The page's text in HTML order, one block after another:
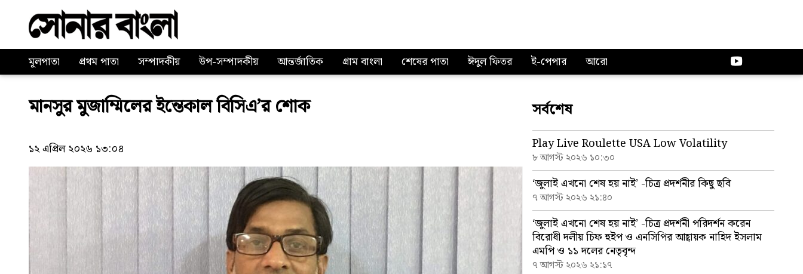
মূলপাতা প্রথম পাতা সম্পাদকীয় উপ-সম্পাদকীয় আন্তর্জাতিক গ্রাম বাংলা শেষের পাতা ঈদুল ফিতর ই-পেপার আরো
মানসুর মুজাম্মিলের ইন্তেকাল বিসিএ’র শোক
১২ এপ্রিল ২০২৬ ১৩:০৪
সর্বশেষ
Play Live Roulette USA Low Volatility
৮ আগস্ট ২০২৬ ১০:৩০
‘জুলাই এখনো শেষ হয় নাই’ -চিত্র প্রদর্শনীর কিছু ছবি
৭ আগস্ট ২০২৬ ২১:৪০
‘জুলাই এখনো শেষ হয় নাই’ -চিত্র প্রদর্শনী পরিদর্শন করেন
বিরোধী দলীয় চিফ হুইপ ও এনসিপির আহ্বায়ক নাহিদ ইসলাম
এমপি ও ১১ দলের নেতৃবৃন্দ
৭ আগস্ট ২০২৬ ২১:১৭